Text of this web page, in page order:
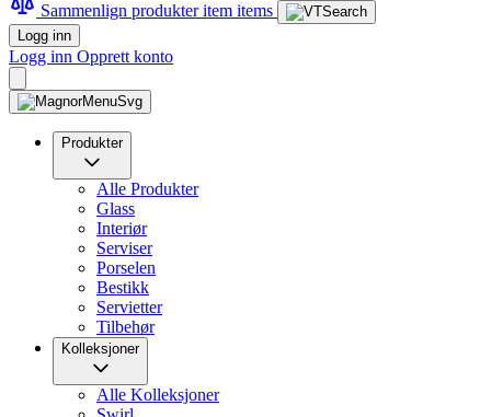
Sammenlign produkteritem items
Logg inn
Logg inn Opprett konto
Produkter
Alle Produkter
Glass
Interiør
Serviser
Porselen
Bestikk
Servietter
Tilbehør
Kolleksjoner
Alle Kolleksjoner